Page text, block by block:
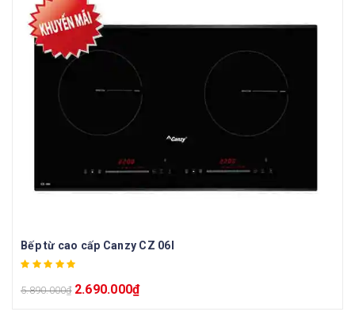
Bếp từ cao cấp Canzy CZ 06I
5.890.000₫ 2.690.000₫